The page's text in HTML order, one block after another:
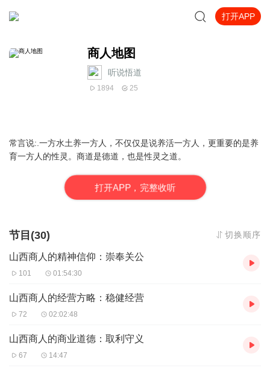
打开APP
商人地图
听说悟道
1894 25
常言说:.一方水土养一方人，不仅仅是说养活一方人，更重要的是养
育一方人的性灵。商道是德道，也是性灵之道。
打开APP，完整收听
节目(30) 切换顺序
山西商人的精神信仰：崇奉关公
101 01:54:30
山西商人的经营方略：稳健经营
72 02:02:48
山西商人的商业道德：取利守义
67 14:47